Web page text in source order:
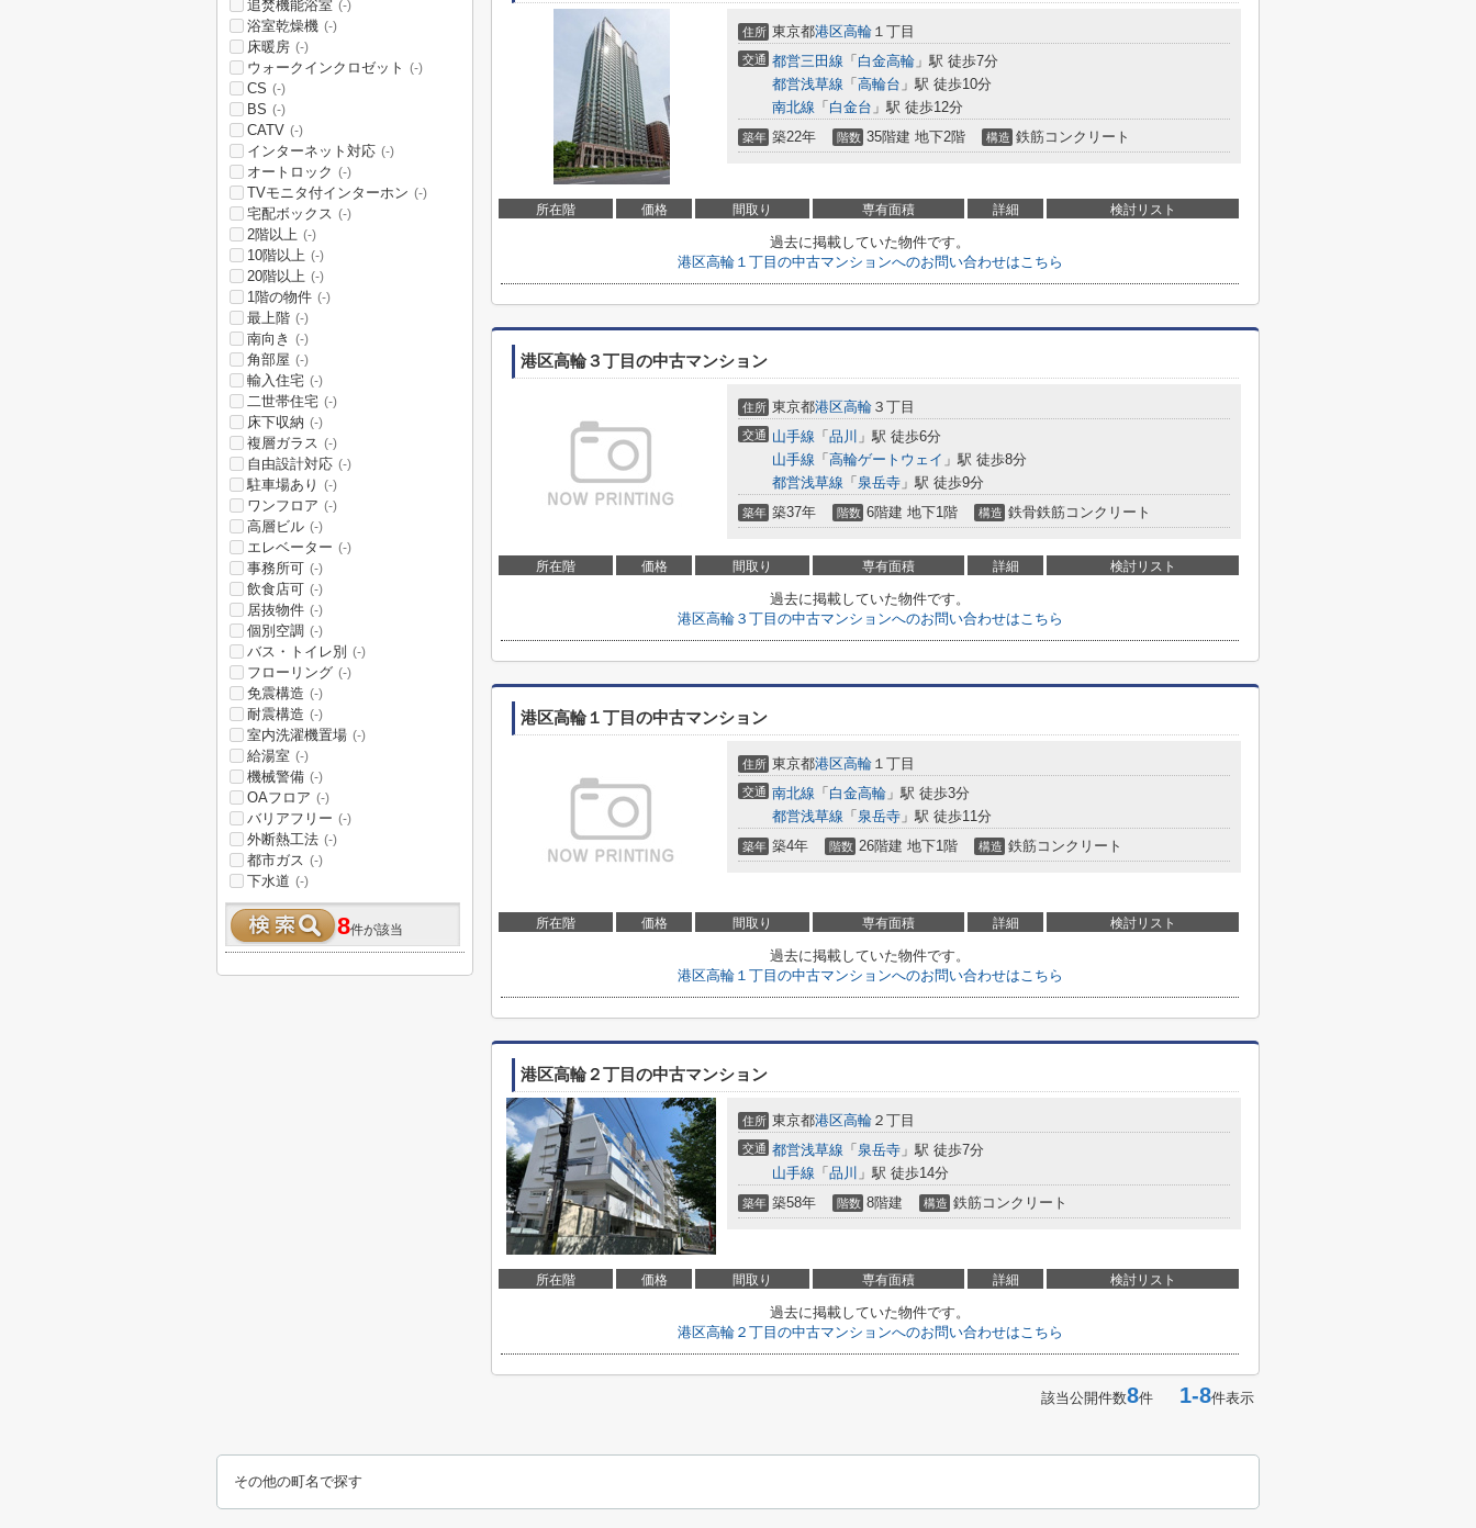
住所 東京都港区高輪 １丁目
交通 都営三田線 「 白金高輪 」駅 徒歩7分
都営浅草線 「 高輪台 」駅 徒歩10分
南北線 「 白金台 」駅 徒歩12分
築年 築22年 階数 35階建 地下2階 構造 鉄筋コンクリート
所在階 価格 間取り 専有面積 詳細 検討リスト
過去に掲載していた物件です。
港区高輪１丁目の中古マンションへのお問い合わせはこちら
港区高輪３丁目の中古マンション
住所 東京都港区高輪 ３丁目
交通 山手線 「 品川 」駅 徒歩6分
山手線 「 高輪ゲートウェイ 」駅 徒歩8分
都営浅草線 「 泉岳寺 」駅 徒歩9分
築年 築37年 階数 6階建 地下1階 構造 鉄骨鉄筋コンクリート
所在階 価格 間取り 専有面積 詳細 検討リスト
過去に掲載していた物件です。
港区高輪３丁目の中古マンションへのお問い合わせはこちら
港区高輪１丁目の中古マンション
住所 東京都港区高輪 １丁目
交通 南北線 「 白金高輪 」駅 徒歩3分
都営浅草線 「 泉岳寺 」駅 徒歩11分
築年 築4年 階数 26階建 地下1階 構造 鉄筋コンクリート
所在階 価格 間取り 専有面積 詳細 検討リスト
過去に掲載していた物件です。
港区高輪１丁目の中古マンションへのお問い合わせはこちら
港区高輪２丁目の中古マンション
住所 東京都港区高輪 ２丁目
交通 都営浅草線 「 泉岳寺 」駅 徒歩7分
山手線 「 品川 」駅 徒歩14分
築年 築58年 階数 8階建 構造 鉄筋コンクリート
所在階 価格 間取り 専有面積 詳細 検討リスト
過去に掲載していた物件です。
港区高輪２丁目の中古マンションへのお問い合わせはこちら
該当公開件数8件 1-8件表示
追焚機能浴室 (-)
浴室乾燥機 (-)
床暖房 (-)
ウォークインクロゼット (-)
CS (-)
BS (-)
CATV (-)
インターネット対応 (-)
オートロック (-)
TVモニタ付インターホン (-)
宅配ボックス (-)
2階以上 (-)
10階以上 (-)
20階以上 (-)
1階の物件 (-)
最上階 (-)
南向き (-)
角部屋 (-)
輸入住宅 (-)
二世帯住宅 (-)
床下収納 (-)
複層ガラス (-)
自由設計対応 (-)
駐車場あり (-)
ワンフロア (-)
高層ビル (-)
エレベーター (-)
事務所可 (-)
飲食店可 (-)
居抜物件 (-)
個別空調 (-)
バス・トイレ別 (-)
フローリング (-)
免震構造 (-)
耐震構造 (-)
室内洗濯機置場 (-)
給湯室 (-)
機械警備 (-)
OAフロア (-)
バリアフリー (-)
外断熱工法 (-)
都市ガス (-)
下水道 (-)
8件が該当
その他の町名で探す